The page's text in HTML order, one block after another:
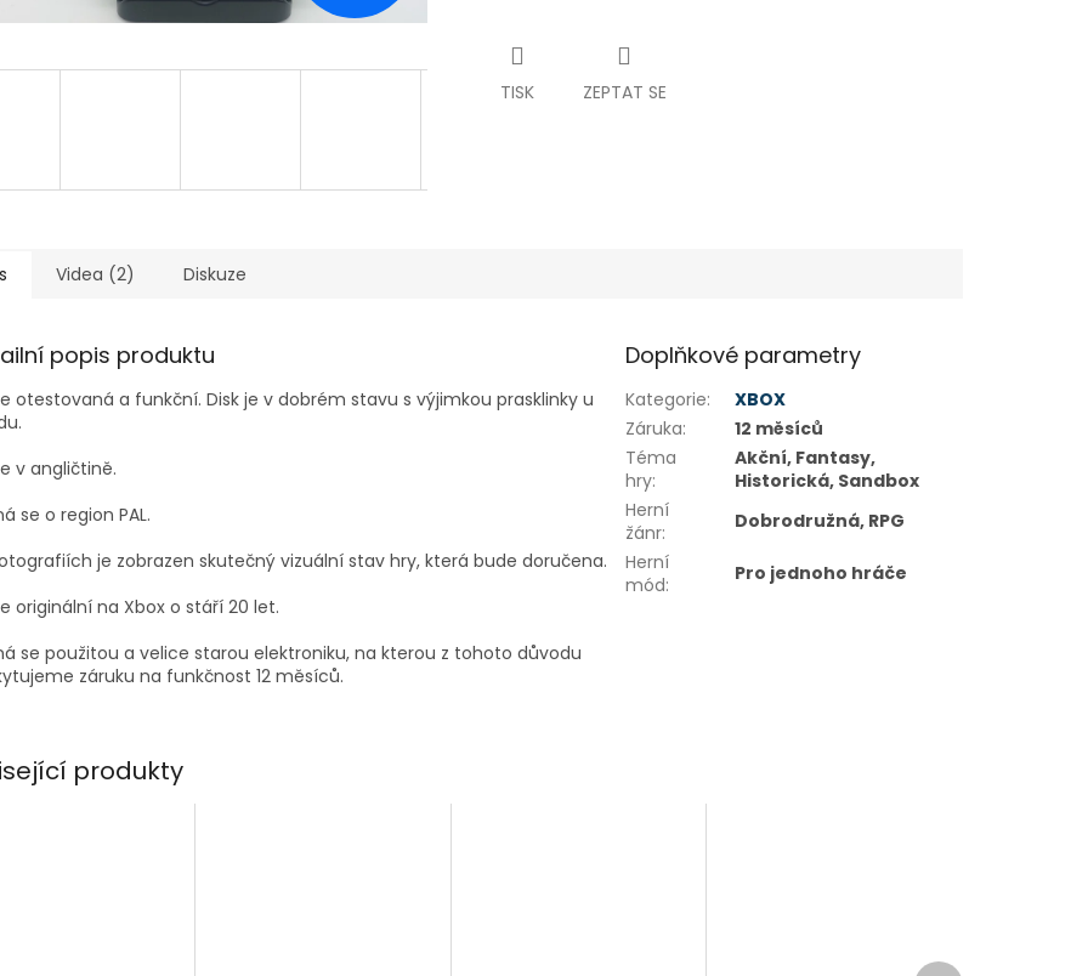
TISK ZEPTAT SE
Videa (2) Diskuze
popis produktu
otestovaná a funkční. Disk je v dobrém stavu s výjimkou prasklinky u
v angličtině.
se o region PAL.
je zobrazen skutečný vizuální stav hry, která bude doručena.
originální na Xbox o stáří 20 let.
se použitou a velice starou elektroniku, na kterou z tohoto důvodu
záruku na funkčnost 12 měsíců.
Doplňkové parametry
Kategorie:
XBOX
Záruka:
12 měsíců
Téma
hry:
Akční, Fantasy,
Historická, Sandbox
Herní
žánr:
Dobrodružná, RPG
Herní
mód: Pro jednoho hráče
produkty
Další